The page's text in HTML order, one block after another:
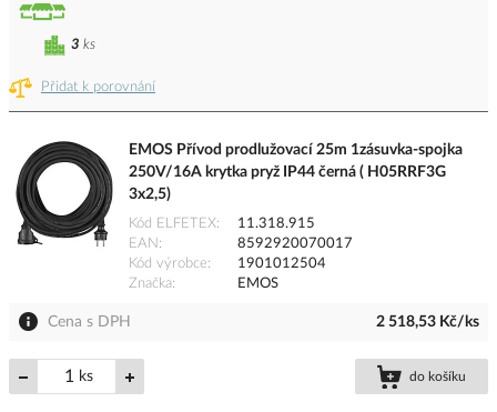
Přidat k porovnání
3 ks
EMOS Přívod prodlužovací 25m 1zásuvka-spojka
250V/16A krytka pryž IP44 černá ( H05RRF3G
3x2,5)
Kód ELFETEX
11.318.915
EAN
8592920070017
Kód výrobce
1901012504
Značka
EMOS
Cena s DPH 2 518,53 Kč/ks
ks do košíku